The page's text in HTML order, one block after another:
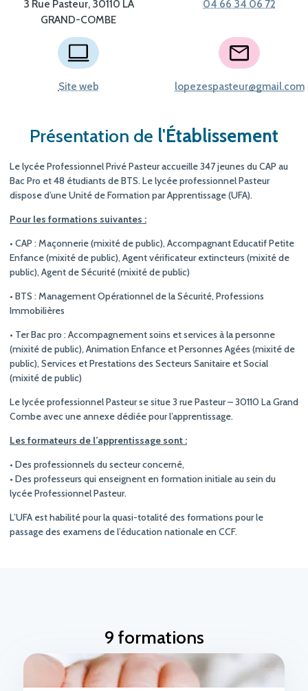
3 Rue Pasteur, 30110 LA
GRAND-COMBE
04 66 34 06 72
Site web lopezespasteur@gmail.com
Présentation de l'Établissement
Le lycée Professionnel Privé Pasteur accueille 347 jeunes du CAP au
Bac Pro et 48 étudiants de BTS. Le lycée professionnel Pasteur
dispose d’une Unité de Formation par Apprentissage (UFA).
Pour les formations suivantes :
• CAP : Maçonnerie (mixité de public), Accompagnant Educatif Petite
Enfance (mixité de public), Agent vérificateur extincteurs (mixité de
public), Agent de Sécurité (mixité de public)
• BTS : Management Opérationnel de la Sécurité, Professions
Immobilières
• Ter Bac pro : Accompagnement soins et services à la personne
(mixité de public), Animation Enfance et Personnes Agées (mixité de
public), Services et Prestations des Secteurs Sanitaire et Social
(mixité de public)
Le lycée professionnel Pasteur se situe 3 rue Pasteur – 30110 La Grand
Combe avec une annexe dédiée pour l’apprentissage.
Les formateurs de l’apprentissage sont :
• Des professionnels du secteur concerné,
• Des professeurs qui enseignent en formation initiale au sein du
lycée Professionnel Pasteur.
L’UFA est habilité pour la quasi-totalité des formations pour le
passage des examens de l’éducation nationale en CCF.
9 formations